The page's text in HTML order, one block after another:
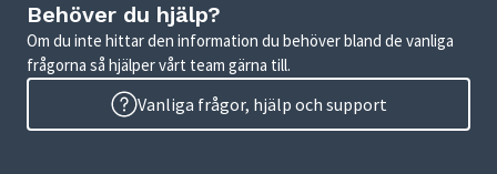
Behöver du hjälp?
Om du inte hittar den information du behöver bland de vanliga
frågorna så hjälper vårt team gärna till.
Vanliga frågor, hjälp och support